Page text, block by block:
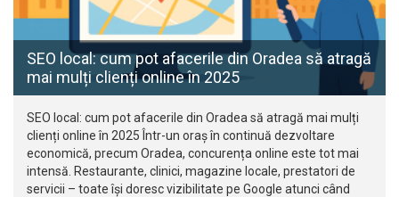
SEO local: cum pot afacerile din Oradea să atragă
mai mulți clienți online în 2025
SEO local: cum pot afacerile din Oradea să atragă mai mulți
clienți online în 2025 Într-un oraș în continuă dezvoltare
economică, precum Oradea, concurența online este tot mai
intensă. Restaurante, clinici, magazine locale, prestatori de
servicii – toate își doresc vizibilitate pe Google atunci când